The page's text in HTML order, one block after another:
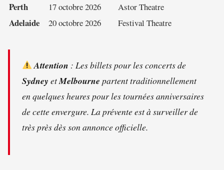
Perth 17 octobre 2026 Astor Theatre
Adelaide 20 octobre 2026 Festival Theatre
Attention : Les billets pour les concerts de
Sydney etMelbourne partent traditionnellement
en quelques heures pour les tournées anniversaires
de cette envergure. La prévente est à surveiller de
très près dès son annonce officielle.